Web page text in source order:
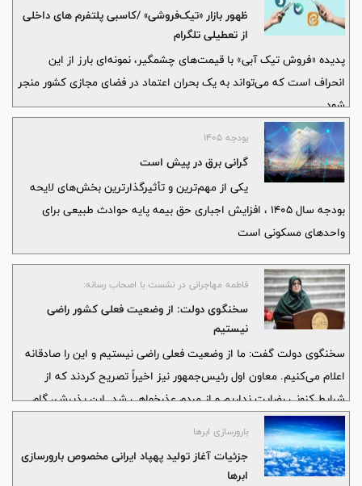
ظهور بازار «تیک‌فروشی» /کاسبی پلتفرم های داخلی
از تعطیلی تلگرام
پدیده «فروش تیک آبی» با قیمت‌های چشمگیر، نمونه‌ای بارز از این
انحراف است که می‌تواند به یک بحران اعتماد در فضای مجازی کشور منجر
شود.
بودجه 1405
گرانی برق در پیش است
یکی از مهم‌ترین و تأثیرگذارترین بخش‌های لایحه
بودجه سال ۱۴۰۵ ، افزایش اجباری حق بیمه پایه حوادث طبیعی برای
واحدهای مسکونی است
فاطمه مهاجرانی در نشست با اصحاب رسانه:
سخنگوی دولت: از وضعیت فعلی کشور راضی
نیستیم
سخنگوی دولت گفت: ما از وضعیت فعلی راضی نیستیم و این را صادقانه
اعلام می‌کنیم. معاون اول رئیس‌جمهور نیز اخیراً تصریح کردند که از
شرایط کنونی رضایت نداریم و از مردم عذرخواهی شد. این پذیرش، گام
اول در مسیر اصلاح است.بارورسازی ابرها
جزئیات آغاز تولید پهپاد ایرانی مخصوص بارورسازی
ابرها